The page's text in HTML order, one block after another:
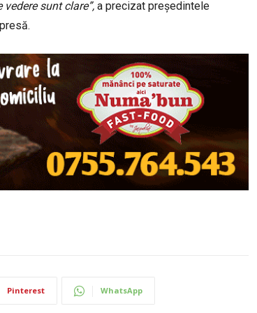
sunt clare”, a precizat președintele
Pinterest WhatsApp